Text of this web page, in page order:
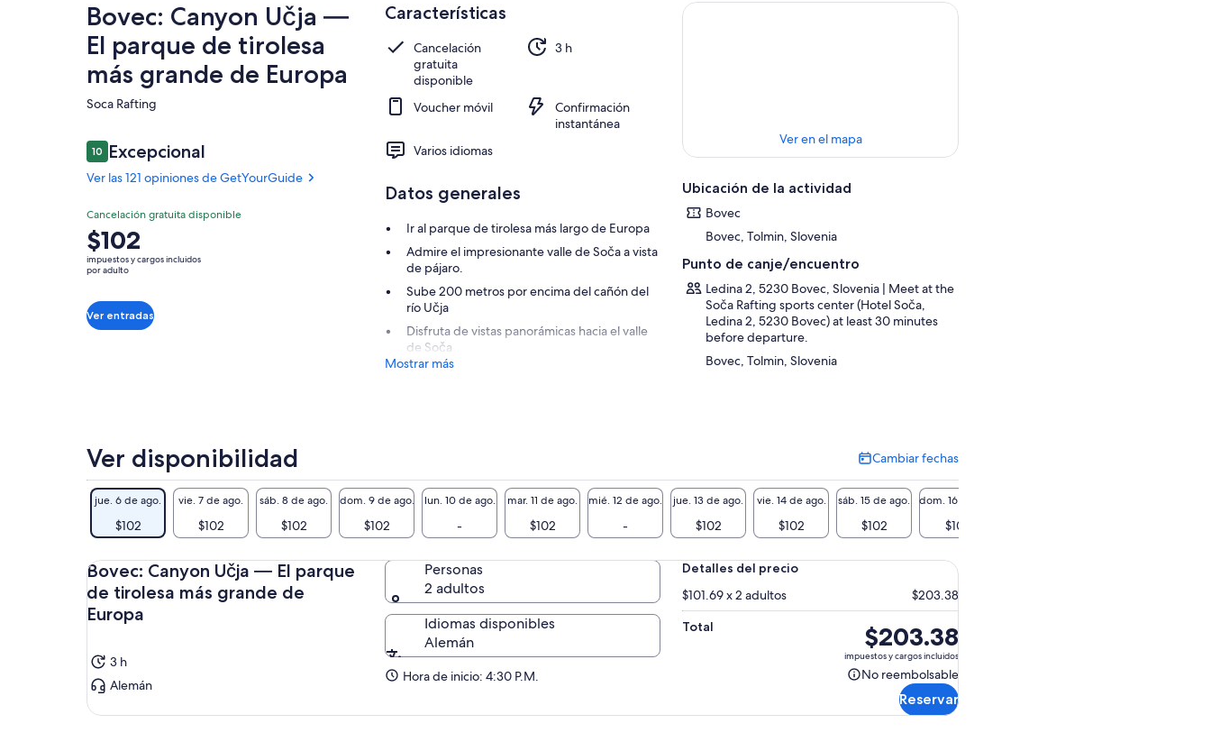
Bovec: Canyon Učja —
El parque de tirolesa
más grande de Europa
Soca Rafting​
Opiniones
1010 de 10,
Excepcional
Ver las 121 opiniones de GetYourGuide
10.010.0 de 10
Excepcional
Ver las 121
opiniones de
GetYourGuide
Cancelación gratuita disponible
El
precio
es
$102.
por
$102
impuestos y cargos incluidos
por adulto
Ver entradas
Características
Cancelación
gratuita
disponible
3 h
Voucher móvil
Confirmación
instantánea
Varios idiomas
Datos generales
Ir al parque de tirolesa más largo de Europa
Admire el impresionante valle de Soča a vista
de pájaro.
Sube 200 metros por encima del cañón del
río Učja
Disfruta de vistas panorámicas hacia el valle
de Soča
Mostrar más
Ver en el mapa
Ubicación de la actividad
Bovec
Bovec, Tolmin, Slovenia
Punto de canje/encuentro
Ledina 2, 5230 Bovec, Slovenia | Meet at the
Soča Rafting sports center (Hotel Soča,
Ledina 2, 5230 Bovec) at least 30 minutes
before departure.
Bovec, Tolmin, Slovenia
Ver disponibilidad Cambiar fechas
Cambiar
fechas
jue. 6 de ago.
$102
vie. 7 de ago.
$102
sáb. 8 de ago.
$102
dom. 9 de ago.
$102
lun. 10 de ago.
-
mar. 11 de ago.
$102
mié. 12 de ago.
-
jue. 13 de ago.
$102
vie. 14 de ago.
$102
sáb. 15 de ago.
$102
dom. 16 de ago.
$102
Bovec: Canyon Učja — El parque
de tirolesa más grande de
Europa
3 h
Alemán
Personas
2 adultos
Idiomas disponibles
Alemán
Hora de inicio: 4:30 P.M.
Detalles del precio
$101.69 x 2 adultos
$203.38
Total
El
precio
es
$203.38.
$203.38
impuestos y cargos incluidos
No reembolsable
No
reembolsableReservar